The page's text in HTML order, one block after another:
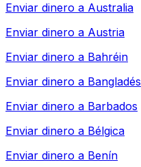
Enviar dinero a Australia
Enviar dinero a Austria
Enviar dinero a Bahréin
Enviar dinero a Bangladés
Enviar dinero a Barbados
Enviar dinero a Bélgica
Enviar dinero a Benín